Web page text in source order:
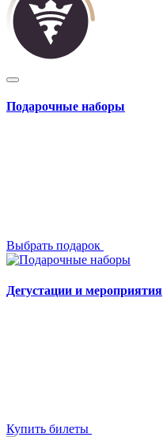
Подарочные наборы
Выбрать подарок
Дегустации и мероприятия
Купить билеты